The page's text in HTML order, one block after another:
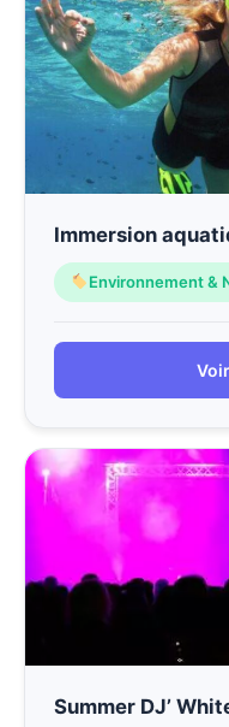
Immersion
Environnement &
Summer DJ’